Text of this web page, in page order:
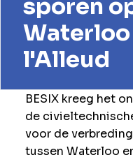
sporen
l'Alleud
BESIX kreeg het
de
voor de
tussen Waterloo